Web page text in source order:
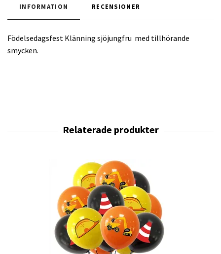
INFORMATION RECENSIONER
Födelsedagsfest Klänning sjöjungfru med tillhörande
smycken.